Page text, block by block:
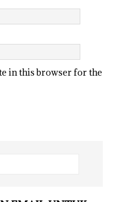
in this browser for the